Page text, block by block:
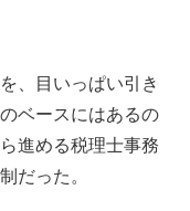
、目いっぱい引き
ベースにはあるの
進める税理士事務
だった。